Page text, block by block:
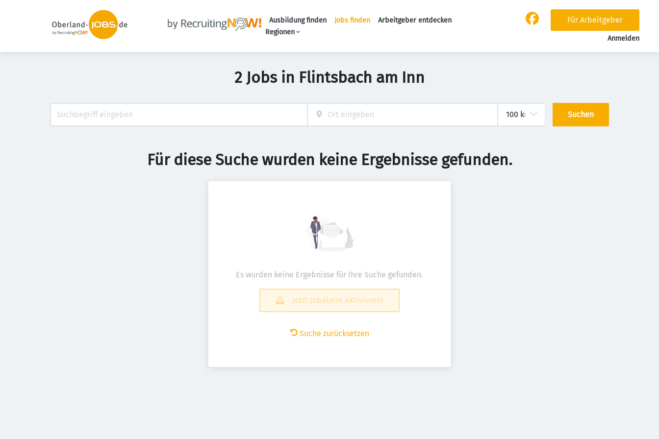
Ausbildung finden Jobs finden
Arbeitgeber entdecken
Regionen
Für Arbeitgeber
Anmelden
2 Jobs in Flintsbach am Inn
Suchen
Für diese Suche wurden keine Ergebnisse gefunden.
Es wurden keine Ergebnisse für Ihre Suche gefunden.
Jetzt Jobalarm aktivieren!
Suche zurücksetzen